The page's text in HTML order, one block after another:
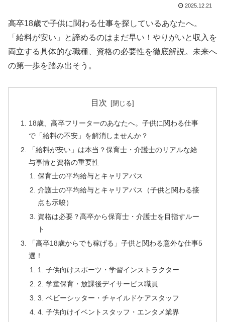
2025.12.21
高卒18歳で子供に関わる仕事を探しているあなたへ。
「給料が安い」と諦めるのはまだ早い！やりがいと収入を
両立する具体的な職種、資格の必要性を徹底解説。未来へ
の第一歩を踏み出そう。
目次
18歳、高卒フリーターのあなたへ。子供に関わる仕事
で「給料の不安」を解消しませんか？
「給料が安い」は本当？保育士・介護士のリアルな給
与事情と資格の重要性
保育士の平均給与とキャリアパス
介護士の平均給与とキャリアパス（子供と関わる接
点も示唆）
資格は必要？高卒から保育士・介護士を目指すルー
ト
「高卒18歳からでも稼げる」子供と関わる意外な仕事5
選！
1. 子供向けスポーツ・学習インストラクター
2. 学童保育・放課後デイサービス職員
3. ベビーシッター・チャイルドケアスタッフ
4. 子供向けイベントスタッフ・エンタメ業界